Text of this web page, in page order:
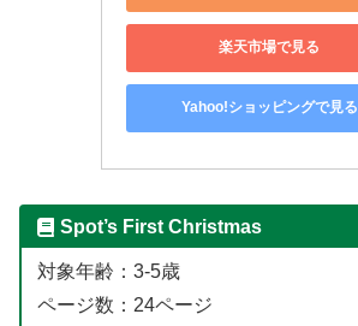
楽天市場で見る
Yahoo!ショッピングで見る
Spot’s First Christmas
対象年齢：3-5歳
ページ数：24ページ